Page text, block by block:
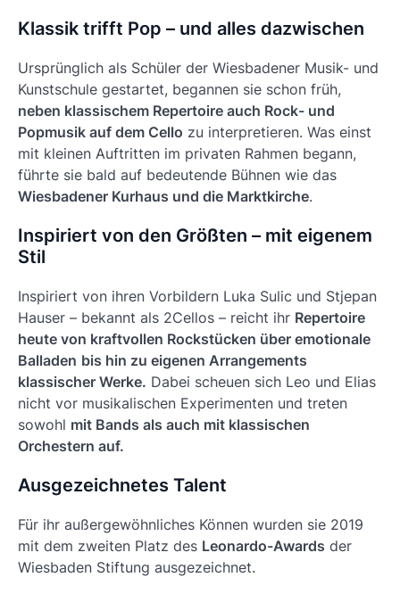
Klassik trifft Pop – und alles dazwischen
Ursprünglich als Schüler der Wiesbadener Musik- und
Kunstschule gestartet, begannen sie schon früh,
neben klassischem Repertoire auch Rock- und
Popmusik auf dem Cello zu interpretieren. Was einst
mit kleinen Auftritten im privaten Rahmen begann,
führte sie bald auf bedeutende Bühnen wie das
Wiesbadener Kurhaus und die Marktkirche.
Inspiriert von den Größten – mit eigenem
Stil
Inspiriert von ihren Vorbildern Luka Sulic und Stjepan
Hauser – bekannt als 2Cellos – reicht ihr Repertoire
heute von kraftvollen Rockstücken über emotionale
Balladen bis hin zu eigenen Arrangements
klassischer Werke. Dabei scheuen sich Leo und Elias
nicht vor musikalischen Experimenten und treten
sowohl mit Bands als auch mit klassischen
Orchestern auf.
Ausgezeichnetes Talent
Für ihr außergewöhnliches Können wurden sie 2019
mit dem zweiten Platz des Leonardo-Awards der
Wiesbaden Stiftung ausgezeichnet.